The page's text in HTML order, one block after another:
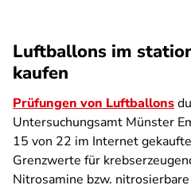
Luftballons im
kaufen
Prüfungen von Luftballons
Untersuchungsamt Münster
15 von 22 im Internet
Grenzwerte für
Nitrosamine bzw.